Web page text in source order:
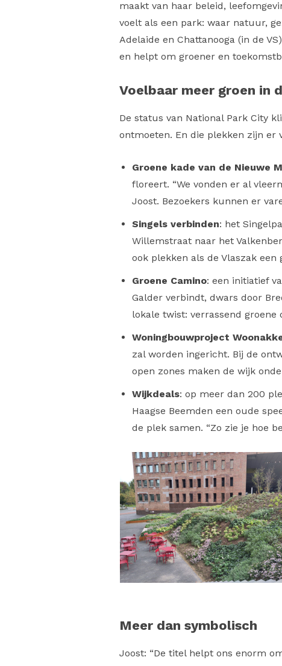
maakt van haar beleid,
voelt als een park: waar natuur,
Adelaide en Chattanooga (in de
en helpt om groener en
Voelbaar meer groen in
De status van National Park City
ontmoeten. En die plekken zijn er
Groene kade van de Nieuwe
floreert. “We vonden er al
Joost. Bezoekers kunnen er
Singels verbinden: het
Willemstraat naar het
ook plekken als de Vlaszak
Groene Camino: een initiatief
Galder verbindt, dwars door
lokale twist: verrassend groene
Woningbouwproject
zal worden ingericht. Bij de
open zones maken de wijk
Wijkdeals: op meer dan 200
Haagse Beemden een oude
de plek samen. “Zo zie je hoe
Meer dan symbolisch
Joost: “De titel helpt ons enorm